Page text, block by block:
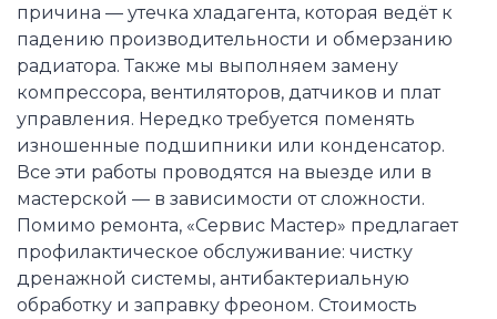
причина — утечка хладагента, которая ведёт к
падению производительности и обмерзанию
радиатора. Также мы выполняем замену
компрессора, вентиляторов, датчиков и плат
управления. Нередко требуется поменять
изношенные подшипники или конденсатор.
Все эти работы проводятся на выезде или в
мастерской — в зависимости от сложности.
Помимо ремонта, «Сервис Мастер» предлагает
профилактическое обслуживание: чистку
дренажной системы, антибактериальную
обработку и заправку фреоном. Стоимость